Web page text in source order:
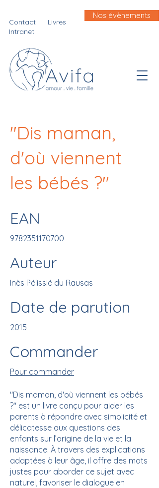
Nos évènements
Contact
Livres
Intranet
"Dis maman,
d'où viennent
les bébés ?"
EAN
9782351170700
Auteur
Inès Pélissié du Rausas
Date de parution
2015
Commander
Pour commander
"Dis maman, d'où viennent les bébés
?" est un livre conçu pour aider les
parents à répondre avec simplicité et
délicatesse aux questions des
enfants sur l’origine de la vie et la
naissance. À travers des explications
adaptées à leur âge, il offre des mots
justes pour aborder ce sujet avec
naturel, favoriser le dialogue en